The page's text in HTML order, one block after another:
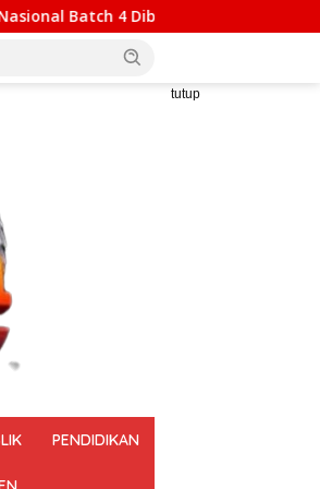
Kemnaker Ajak Masyarakat
tutup
PENDIDIKAN